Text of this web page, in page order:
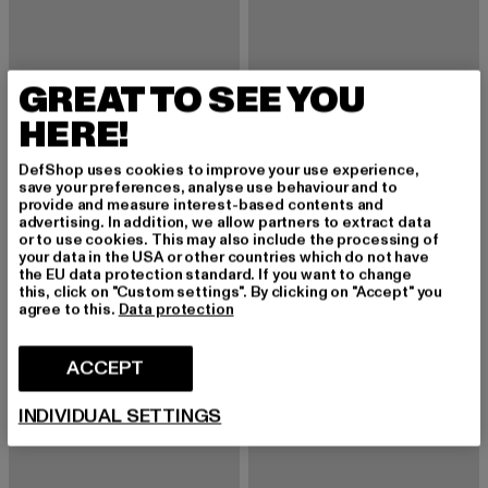
UMBRO
DI Suede
EUR 89,99
Derzeitiger Preis: EUR 89,99
EUR 99,99
UMBRO
Speciali Eternal Club TF
-10% -10%
GREAT TO SEE YOU
HERE!
DefShop uses cookies to improve your use experience,
save your preferences, analyse use behaviour and to
provide and measure interest-based contents and
advertising. In addition, we allow partners to extract data
or to use cookies. This may also include the processing of
your data in the USA or other countries which do not have
the EU data protection standard. If you want to change
this, click on "Custom settings". By clicking on "Accept" you
agree to this. Data protection
ACCEPT
INDIVIDUAL SETTINGS